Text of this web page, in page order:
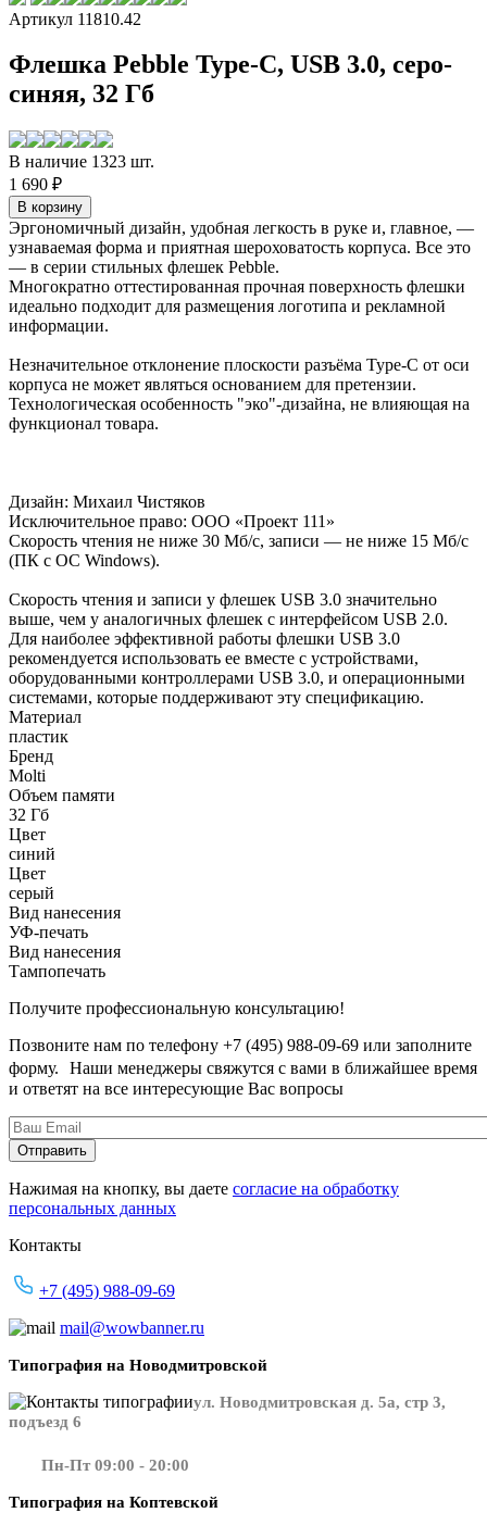
Артикул 11810.42
Флешка Pebble Type-C, USB 3.0, серо-
синяя, 32 Гб
В наличие 1323 шт.
1 690 ₽
Эргономичный дизайн, удобная легкость в руке и, главное, —
узнаваемая форма и приятная шероховатость корпуса. Все это
— в серии стильных флешек Pebble.
Многократно оттестированная прочная поверхность флешки
идеально подходит для размещения логотипа и рекламной
информации.
Незначительное отклонение плоскости разъёма Type-C от оси
корпуса не может являться основанием для претензии.
Технологическая особенность "эко"-дизайна, не влияющая на
функционал товара.
Дизайн: Михаил Чистяков
Исключительное право: ООО «Проект 111»
Скорость чтения не ниже 30 Мб/с, записи — не ниже 15 Мб/с
(ПК с ОС Windows).
Скорость чтения и записи у флешек USB 3.0 значительно
выше, чем у аналогичных флешек с интерфейсом USB 2.0.
Для наиболее эффективной работы флешки USB 3.0
рекомендуется использовать ее вместе с устройствами,
оборудованными контроллерами USB 3.0, и операционными
системами, которые поддерживают эту спецификацию.
Материал
пластик
Бренд
Molti
Объем памяти
32 Гб
Цвет
синий
Цвет
серый
Вид нанесения
УФ-печать
Вид нанесения
Тампопечать
Получите профессиональную консультацию!
Позвоните нам по телефону +7 (495) 988-09-69 или заполните
форму. Наши менеджеры свяжутся с вами в ближайшее время
и ответят на все интересующие Вас вопросы
Нажимая на кнопку, вы даете согласие на обработку
персональных данных
Контакты
+7 (495) 988-09-69
mail@wowbanner.ru
Типография на Новодмитровской
ул. Новодмитровская д. 5а, стр 3,
подъезд 6
Пн-Пт 09:00 - 20:00
Типография на Коптевской